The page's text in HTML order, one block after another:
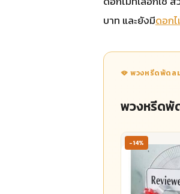
บาท และยังมีดอกไ
🪭 พวงหรีดพัดล
พวงหรีดพั
-14%